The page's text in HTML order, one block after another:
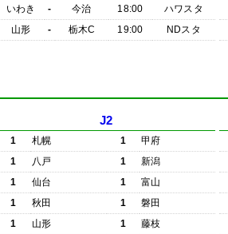
いわき
- 今治 18:00
ハワスタ
山形
- 栃木C 19:00 NDスタ
J2
1 札幌 1
甲府
1
八戸 1
新潟
1
仙台 1
富山
1
秋田 1
磐田
1
山形 1
藤枝